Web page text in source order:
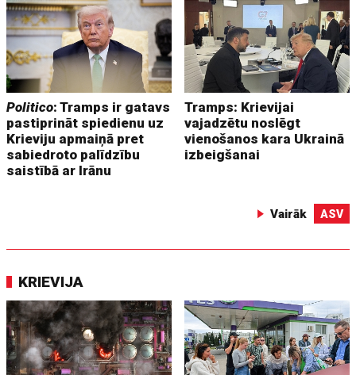
Politico: Tramps ir gatavs
pastiprināt spiedienu uz
Krieviju apmaiņā pret
sabiedroto palīdzību
saistībā ar Irānu
Tramps: Krievijai
vajadzētu noslēgt
vienošanos kara Ukrainā
izbeigšanai
Vairāk ASV
KRIEVIJA